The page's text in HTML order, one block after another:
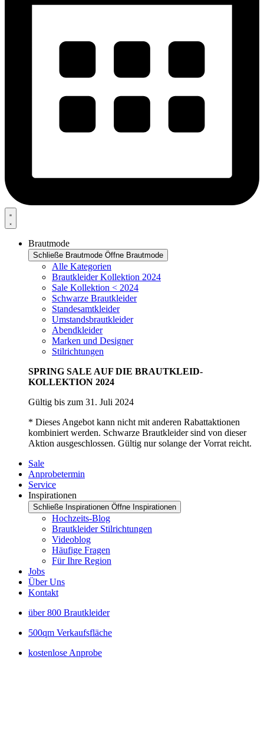
Brautmode
Schließe Brautmode Öffne Brautmode
Alle Kategorien
Brautkleider Kollektion 2024
Sale Kollektion < 2024
Schwarze Brautkleider
Standesamtkleider
Umstandsbrautkleider
Abendkleider
Marken und Designer
Stilrichtungen
SPRING SALE AUF DIE BRAUTKLEID-
KOLLEKTION 2024
Gültig bis zum 31. Juli 2024
* Dieses Angebot kann nicht mit anderen Rabattaktionen
kombiniert werden. Schwarze Brautkleider sind von dieser
Aktion ausgeschlossen. Gültig nur solange der Vorrat reicht.
Sale
Anprobetermin
Service
Inspirationen
Schließe Inspirationen Öffne Inspirationen
Hochzeits-Blog
Brautkleider Stilrichtungen
Videoblog
Häufige Fragen
Für Ihre Region
Jobs
Über Uns
Kontakt
über 800 Brautkleider
500qm Verkaufsfläche
kostenlose Anprobe